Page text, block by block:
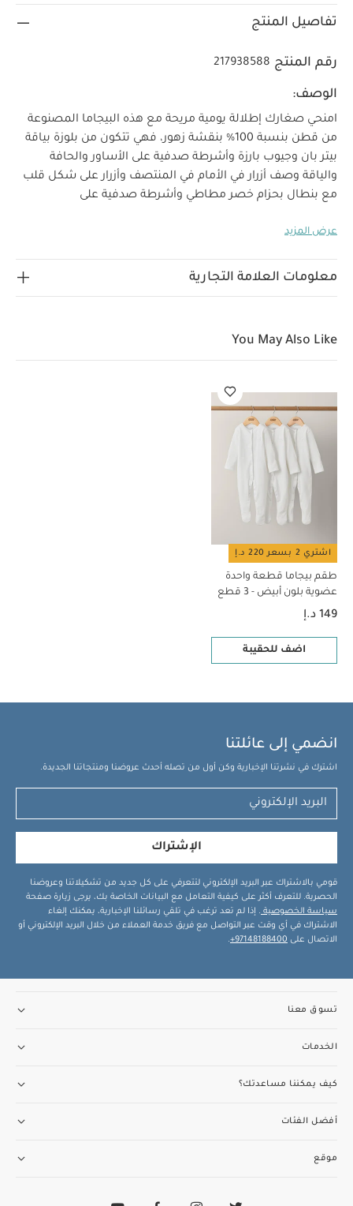
تفاصيل المنتج
رقم المنتج 217938588
الوصف:
امنحي صغارك إطلالة يومية مريحة مع هذه البيجاما المصنوعة
من قطن بنسبة 100‏‏%‏‏ بنقشة زهور، فهي تتكون من بلوزة بياقة
بيتر بان وجيوب بارزة وأشرطة صدفية على الأساور والحافة
والياقة وصف أزرار في الأمام في المنتصف وأزرار على شكل قلب
مع بنطال بحزام خصر مطاطي وأشرطة صدفية على
الشكل
40 درجة مئوية
ممنوع استخدام المبيضات
درجة حرارة منخفضة
كيّ على درجة حرارة منخفضة
ممنوع
الجانب الداخلي قد يعجبك أيضاً:
عرض المزيد
معلومات العلامة التجارية
You May Also Like
اشتري 2 بسعر 220 د.إ
طقم بيجاما قطعة واحدة
عضوية بلون أبيض - 3 قطع
149 د.إ
اضف للحقيبة
انضمي إلى عائلتنا
اشترك في نشرتنا الإخبارية وكن أول من تصله أحدث عروضنا ومنتجاتنا الجديدة.
الإشتراك
قومي بالاشتراك عبر البريد الإلكتروني لتتعرفي على كل جديد من تشكيلاتنا وعروضنا
الحصرية. للتعرف أكثر على كيفية التعامل مع البيانات الخاصة بك، يرجى زيارة صفحة
سياسة الخصوصية . إذا لم تعد ترغب في تلقي رسائلنا الإخبارية، يمكنك إلغاء
الاشتراك في أي وقت عبر التواصل مع فريق خدمة العملاء من خلال البريد الإلكتروني أو
الاتصال على 97148188400+
.
تسوق معنا
الخدمات
كيف يمكننا مساعدتك؟
أفضل الفئات
موقع